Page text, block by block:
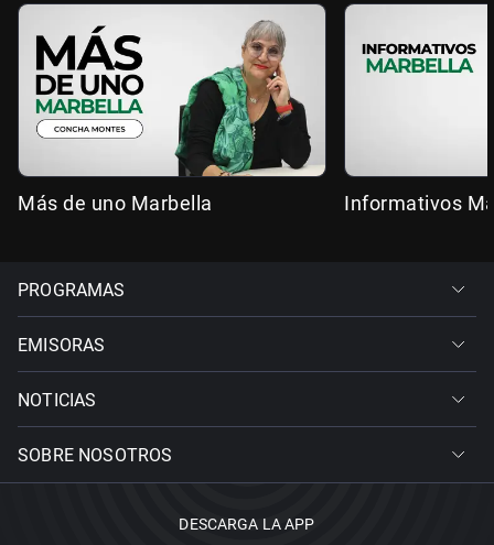
Más de uno Marbella Informativos
PROGRAMAS
EMISORAS
NOTICIAS
SOBRE NOSOTROS
DESCARGA LA APP